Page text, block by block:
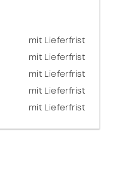
mit Lieferfrist
mit Lieferfrist
mit Lieferfrist
mit Lieferfrist
mit Lieferfrist